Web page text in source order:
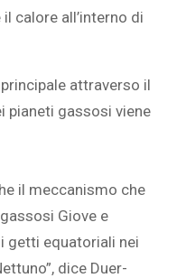
calore all’interno di
attraverso il
pianeti gassosi viene
il meccanismo che
Giove e
getti equatoriali nei
dice Duer-